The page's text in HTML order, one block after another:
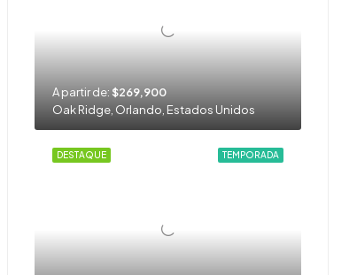
A partir de: $269,900
Oak Ridge, Orlando, Estados Unidos
TEMPORADA
DESTAQUE